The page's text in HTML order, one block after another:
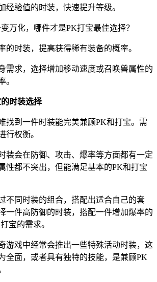
经验值的时装，快速提升等级。
的时装，提高获得稀有装备的概率。
需求，选择增加移动速度或召唤兽属性的
。
时装选择
找到一件时装能完美兼顾PK和打宝。需
行权衡。
装会在防御、攻击、爆率等方面都有一定
性都不突出，但能满足基本的PK和打宝
不同时装的组合，搭配出适合自己的套
一件高防御的时装，搭配一件增加爆率的
宝的需求。
游戏中经常会推出一些特殊活动时装，这
全面，或者具有独特的技能，是兼顾PK